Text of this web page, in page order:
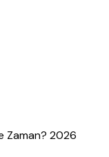
Zaman? 2026